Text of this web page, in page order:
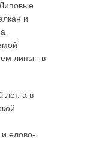
и
липы– в
лет, а в
елово-